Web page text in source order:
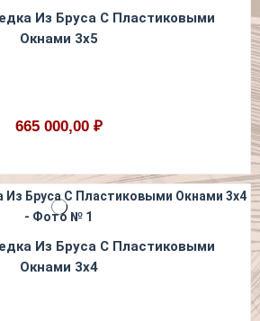
Из Бруса С Пластиковыми
Окнами 3х5
665 000,00 ₽
Из Бруса С Пластиковыми
Окнами 3х4